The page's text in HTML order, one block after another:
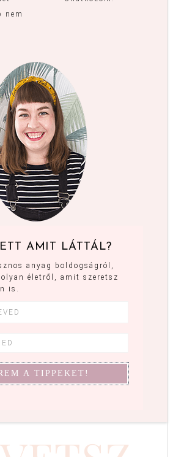
nem
AMIT LÁTTÁL?
anyag boldogságról,
életről, amit szeretsz
is.